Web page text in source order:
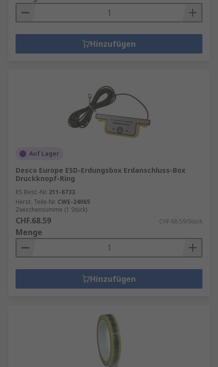
Hinzufügen
Auf Lager
Desco Europe ESD-Erdungsbox Erdanschluss-Box
Druckknopf-Ring
RS Best.-Nr. 211-6733
Herst. Teile-Nr. CWE-24065
Zwischensumme (1 Stück)
CHF.68.59 CHF.68.59/Stück
Menge
Hinzufügen